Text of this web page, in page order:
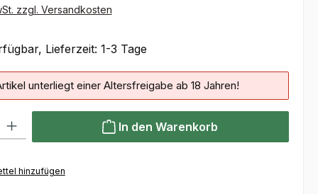
zzgl. Versandkosten
Lieferzeit: 1-3 Tage
unterliegt einer Altersfreigabe ab 18 Jahren!
In den Warenkorb
hinzufügen